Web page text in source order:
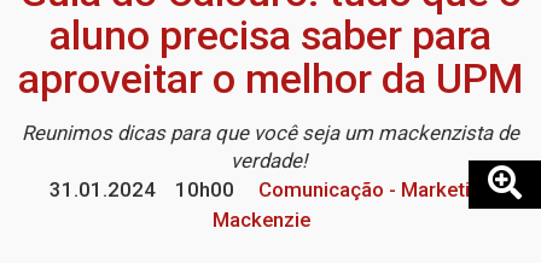
aluno precisa saber para
aproveitar o melhor da UPM
Reunimos dicas para que você seja um mackenzista de
verdade!
31.01.2024
10h00
Comunicação - Marketing
Mackenzie